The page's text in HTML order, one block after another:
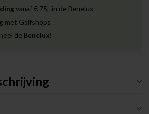
vanaf € 75,- in de Benelux
met Golfshops
de Benelux!